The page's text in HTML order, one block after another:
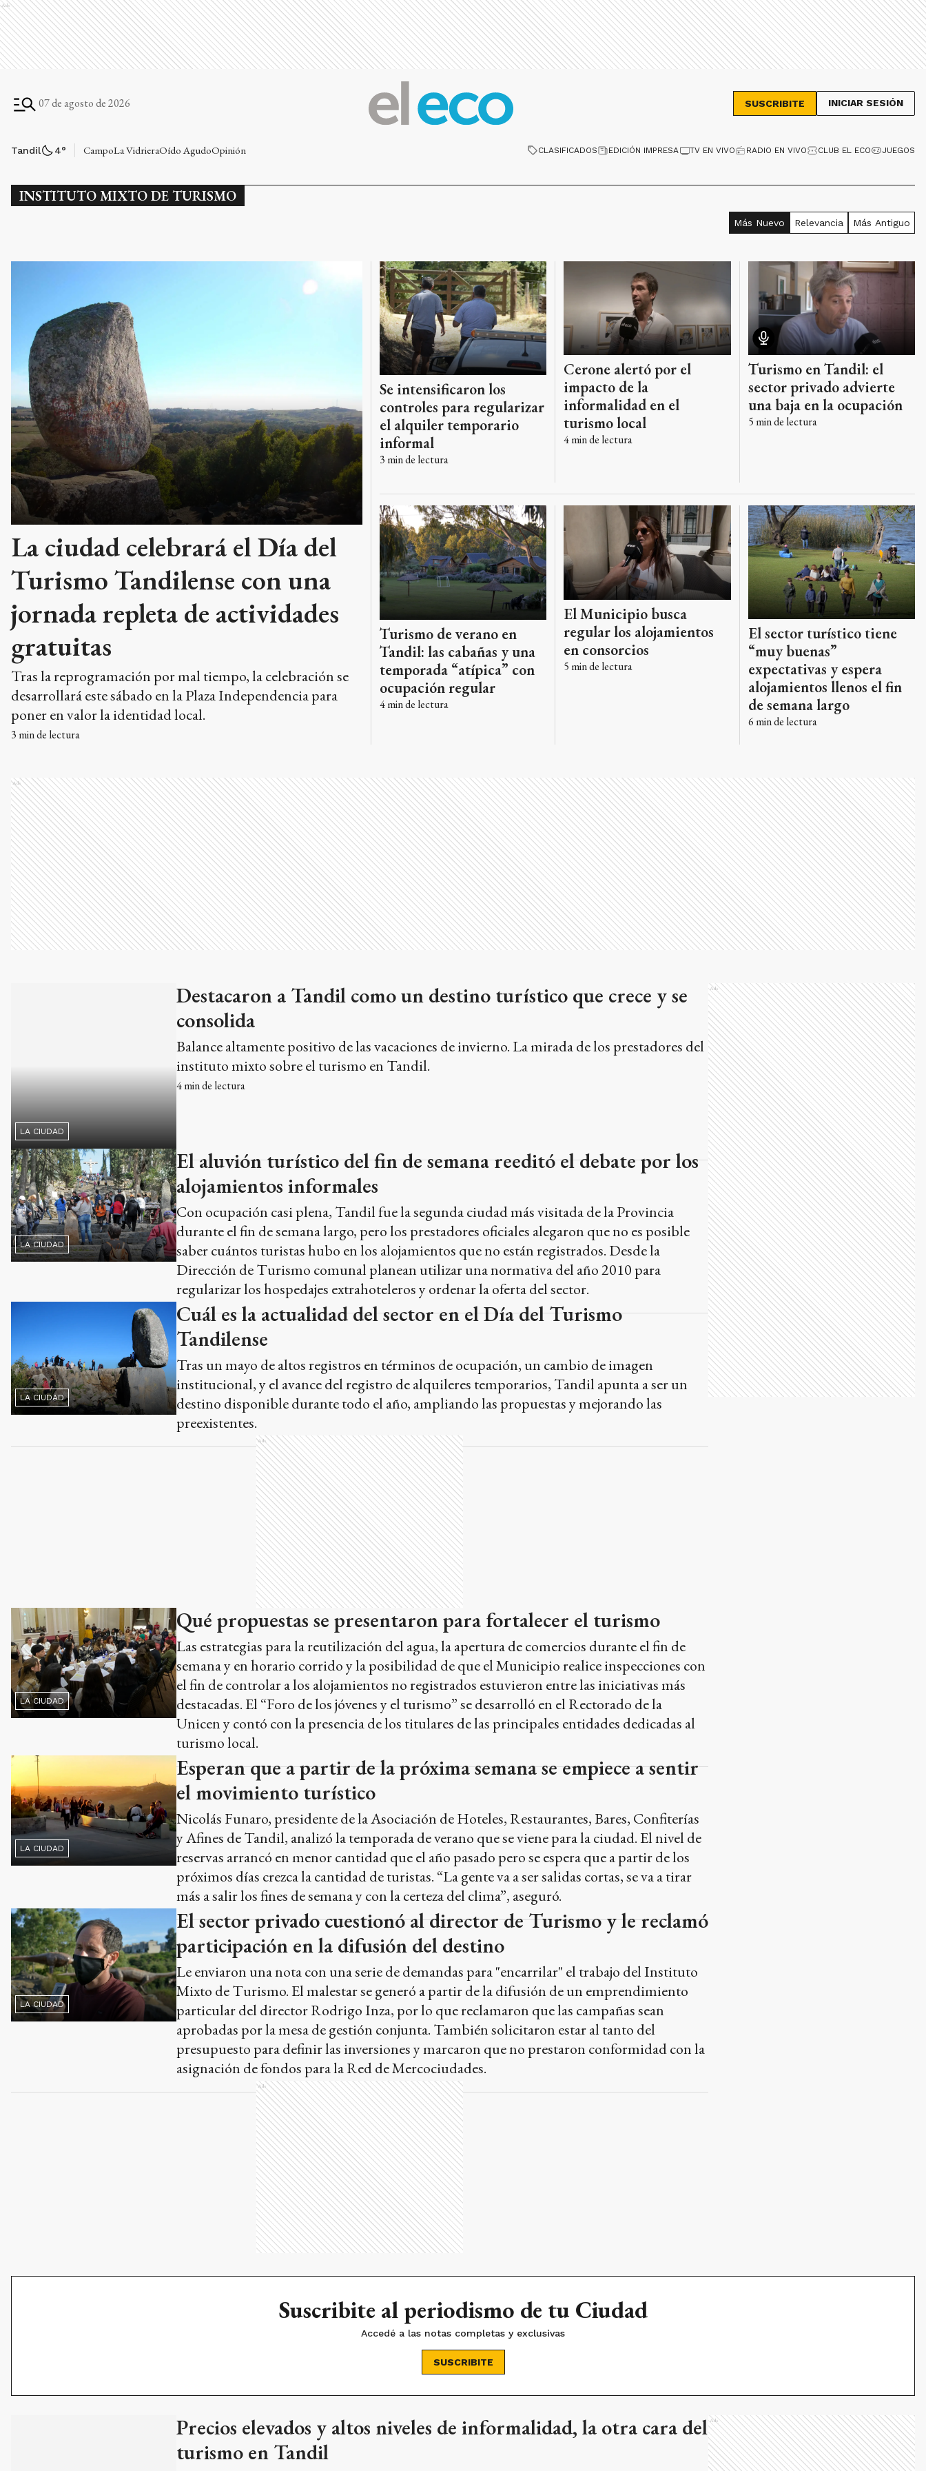
Ads
07 de agosto de 2026 SUSCRIBITE INICIAR SESIÓN
Tandil 4° CampoLa VidrieraOído AgudoOpinión CLASIFICADOS EDICIÓN IMPRESA TV EN VIVO RADIO EN VIVO CLUB EL ECO JUEGOS
INSTITUTO MIXTO DE TURISMO
Más Nuevo Relevancia Más Antiguo
La ciudad celebrará el Día del
Turismo Tandilense con una
jornada repleta de actividades
gratuitas
Tras la reprogramación por mal tiempo, la celebración se
desarrollará este sábado en la Plaza Independencia para
poner en valor la identidad local.
3 min de lectura
Se intensificaron los
controles para regularizar
el alquiler temporario
informal
3 min de lectura
Cerone alertó por el
impacto de la
informalidad en el
turismo local
4min de lectura
Turismo en Tandil: el
sector privado advierte
una baja en la ocupación
5 min de lectura
Turismo de verano en
Tandil: las cabañas y una
temporada “atípica” con
ocupación regular
4min de lectura
El Municipio busca
regular los alojamientos
en consorcios
5 min de lectura
El sector turístico tiene
“muy buenas”
expectativas y espera
alojamientos llenos el fin
de semana largo
6 min de lectura
Ads
Destacaron a Tandil como un destino turístico que crece y se
consolida
Balance altamente positivo de las vacaciones de invierno. La mirada de los prestadores del
instituto mixto sobre el turismo en Tandil.
4min de lectura
LA CIUDAD
Con ocupación casi plena, Tandil fue la segunda ciudad más visitada de la Provincia
durante el fin de semana largo, pero los prestadores oficiales alegaron que no es posible
saber cuántos turistas hubo en los alojamientos que no están registrados. Desde la
Dirección de Turismo comunal planean utilizar una normativa del año 2010 para
regularizar los hospedajes extrahoteleros y ordenar la oferta del sector.
Cuál es la actualidad del sector en el Día del Turismo
Tandilense
Tras un mayo de altos registros en términos de ocupación, un cambio de imagen
institucional, y el avance del registro de alquileres temporarios, Tandil apunta a ser un
destino disponible durante todo el año, ampliando las propuestas y mejorando las
preexistentes.
Ads
LA CIUDAD
Qué propuestas se presentaron para fortalecer el turismo
Las estrategias para la reutilización del agua, la apertura de comercios durante el fin de
semana y en horario corrido y la posibilidad de que el Municipio realice inspecciones con
el fin de controlar a los alojamientos no registrados estuvieron entre las iniciativas más
destacadas. El “Foro de los jóvenes y el turismo” se desarrolló en el Rectorado de la
Unicen y contó con la presencia de los titulares de las principales entidades dedicadas al
turismo local.
LA CIUDAD
Esperan que a partir de la próxima semana se empiece a sentir
el movimiento turístico
Nicolás Funaro, presidente de la Asociación de Hoteles, Restaurantes, Bares, Confiterías
y Afines de Tandil, analizó la temporada de verano que se viene para la ciudad. El nivel de
reservas arrancó en menor cantidad que el año pasado pero se espera que a partir de los
próximos días crezca la cantidad de turistas. “La gente va a ser salidas cortas, se va a tirar
más a salir los fines de semana y con la certeza del clima”, aseguró.
LA CIUDAD
El sector privado cuestionó al director de Turismo y le reclamó
participación en la difusión del destino
Le enviaron una nota con una serie de demandas para "encarrilar" el trabajo del Instituto
Mixto de Turismo. El malestar se generó a partir de la difusión de un emprendimiento
particular del director Rodrigo Inza, por lo que reclamaron que las campañas sean
aprobadas por la mesa de gestión conjunta. También solicitaron estar al tanto del
presupuesto para definir las inversiones y marcaron que no prestaron conformidad con la
asignación de fondos para la Red de Mercociudades.
Ads
Ads
Suscribite al periodismo de tu Ciudad
Accedé a las notas completas y exclusivas
SUSCRIBITE
Precios elevados y altos niveles de informalidad, la otra cara del
turismo en Tandil
Algunas propiedades piden cifras millonarias para alquilarlas durante la próxima
temporada de verano. Los precios -que ya cotizan en moneda extranjera- se equiparan a los
del Sur argentino, y son más caros que Córdoba y la Costa. Los alojamientos informales y